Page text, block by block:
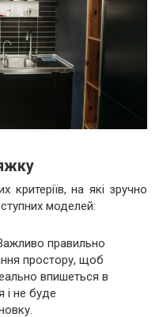
критеріїв, на які зручно
моделей:
правильно
простору, щоб
впишеться в
і не буде